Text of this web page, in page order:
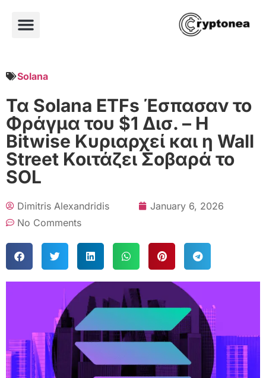
Solana
Τα Solana ETFs Έσπασαν το
Φράγμα του $1 Δισ. – Η
Bitwise Κυριαρχεί και η Wall
Street Κοιτάζει Σοβαρά το
SOL
Dimitris Alexandridis
January 6, 2026
No Comments